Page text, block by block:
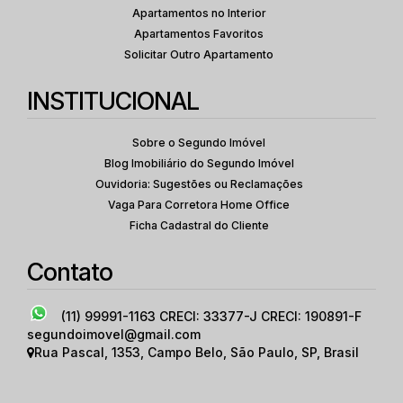
Apartamentos no Interior
Apartamentos Favoritos
Solicitar Outro Apartamento
INSTITUCIONAL
Sobre o Segundo Imóvel
Blog Imobiliário do Segundo Imóvel
Ouvidoria: Sugestões ou Reclamações
Vaga Para Corretora Home Office
Ficha Cadastral do Cliente
Contato
(11) 99991-1163 CRECI: 33377-J CRECI: 190891-F
segundoimovel@gmail.com
Rua Pascal 1353 Campo Belo São Paulo SP Brasil